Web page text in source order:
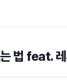
법 feat. 레